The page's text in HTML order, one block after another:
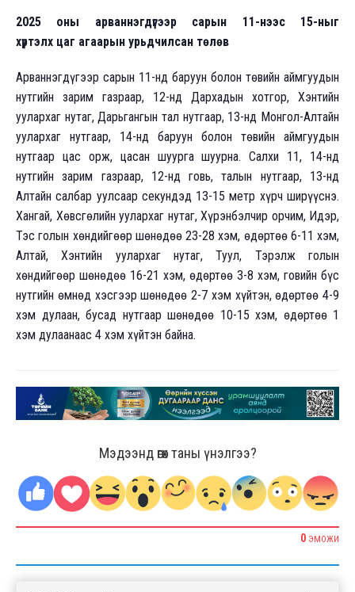
2025 оны арваннэгдүгээр сарын 11-нээс 15-ныг
хүртэлх цаг агаарын урьдчилсан төлөв
Арваннэгдүгээр сарын 11-нд баруун болон төвийн аймгуудын
нутгийн зарим газраар, 12-нд Дархадын хотгор, Хэнтийн
уулархаг нутаг, Дарьгангын тал нутгаар, 13-нд Монгол-Алтайн
уулархаг нутгаар, 14-нд баруун болон төвийн аймгуудын
нутгаар цас орж, цасан шуурга шуурна. Салхи 11, 14-нд
нутгийн зарим газраар, 12-нд говь, талын нутгаар, 13-нд
Алтайн салбар уулсаар секундэд 13-15 метр хүрч ширүүснэ.
Хангай, Хөвсгөлийн уулархаг нутаг, Хүрэнбэлчир орчим, Идэр,
Тэс голын хөндийгөөр шөнөдөө 23-28 хэм, өдөртөө 6-11 хэм,
Алтай, Хэнтийн уулархаг нутаг, Туул, Тэрэлж голын
хөндийгөөр шөнөдөө 16-21 хэм, өдөртөө 3-8 хэм, говийн бүс
нутгийн өмнөд хэсгээр шөнөдөө 2-7 хэм хүйтэн, өдөртөө 4-9
хэм дулаан, бусад нутгаар шөнөдөө 10-15 хэм, өдөртөө 1
хэм дулаанаас 4 хэм хүйтэн байна.
Мэдээнд өгөх таны үнэлгээ?
0 ЭМОЖИ